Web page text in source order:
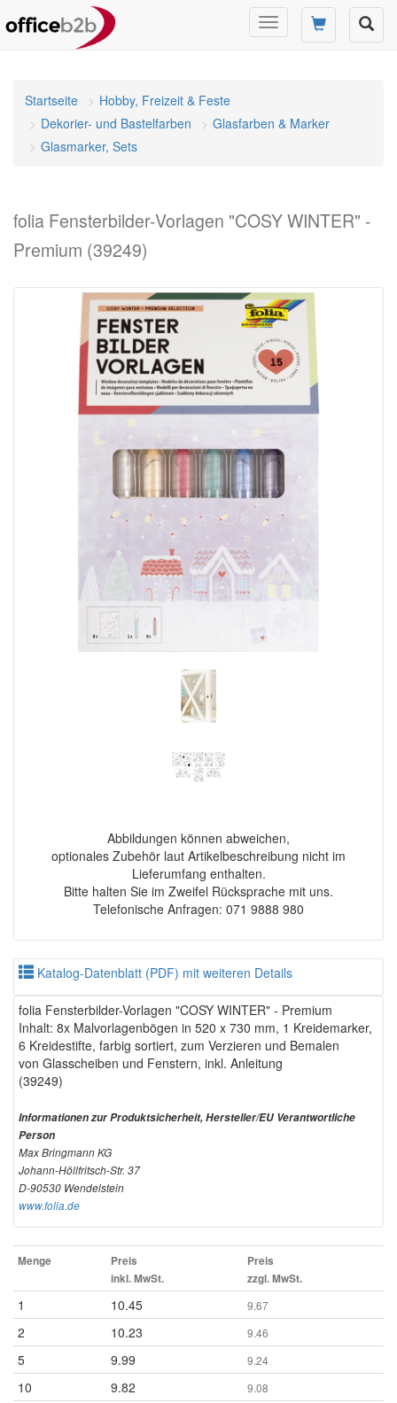
Navigation
umschalten
Startseite
Hobby, Freizeit & Feste
Dekorier- und Bastelfarben
Glasfarben & Marker
Glasmarker, Sets
folia Fensterbilder-Vorlagen "COSY WINTER" -
Premium (39249)
Abbildungen können abweichen,
optionales Zubehör laut Artikelbeschreibung nicht im
Lieferumfang enthalten.
Bitte halten Sie im Zweifel Rücksprache mit uns.
Telefonische Anfragen: 071 9888 980
Katalog-Datenblatt (PDF) mit weiteren Details
folia Fensterbilder-Vorlagen "COSY WINTER" - Premium
Inhalt: 8x Malvorlagenbögen in 520 x 730 mm, 1 Kreidemarker,
6 Kreidestifte, farbig sortiert, zum Verzieren und Bemalen
von Glasscheiben und Fenstern, inkl. Anleitung
(39249)
Informationen zur Produktsicherheit, Hersteller/EU Verantwortliche
Person
Max Bringmann KG
Johann-Höllfritsch-Str. 37
D-90530 Wendelstein
www.folia.de
Menge
Preis
inkl. MwSt.
Preis
zzgl. MwSt.
1 10.45 9.67
2 10.23 9.46
5 9.99 9.24
10 9.82 9.08